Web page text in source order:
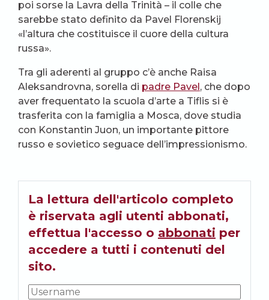
poi sorse la Lavra della Trinità – il colle che
sarebbe stato definito da Pavel Florenskij
«l’altura che costituisce il cuore della cultura
russa».
Tra gli aderenti al gruppo c’è anche Raisa
Aleksandrovna, sorella di padre Pavel , che dopo
aver frequentato la scuola d’arte a Tiflis si è
trasferita con la famiglia a Mosca, dove studia
con Konstantin Juon, un importante pittore
russo e sovietico seguace dell’impressionismo.
La lettura dell'articolo completo
è riservata agli utenti abbonati,
effettua l'accesso o abbonati per
accedere a tutti i contenuti del
sito.